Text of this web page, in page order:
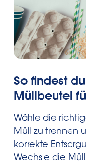
So findest
Müllbeutel
Wähle die
Müll zu trennen
korrekte
Wechsle die